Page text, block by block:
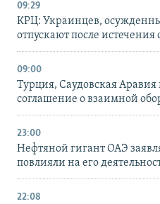
09:29
КРЦ: Украинцев,
отпускают после истечения
09:00
Турция, Саудовская
соглашение о взаимной
23:00
Нефтяной гигант ОАЭ
повлияли на его
22:08